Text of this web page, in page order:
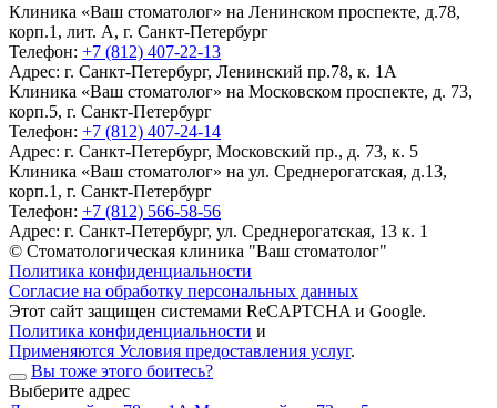
Клиника «Ваш стоматолог» на Ленинском проспекте, д.78,
корп.1, лит. А, г. Санкт-Петербург
Телефон: +7 (812) 407-22-13
Адрес: г. Санкт-Петербург, Ленинский пр.78, к. 1А
Клиника «Ваш стоматолог» на Московском проспекте, д. 73,
корп.5, г. Санкт-Петербург
Телефон: +7 (812) 407-24-14
Адрес: г. Санкт-Петербург, Московский пр., д. 73, к. 5
Клиника «Ваш стоматолог» на ул. Среднерогатская, д.13,
корп.1, г. Санкт-Петербург
Телефон: +7 (812) 566-58-56
Адрес: г. Санкт-Петербург, ул. Среднерогатская, 13 к. 1
© Стоматологическая клиника "Ваш стоматолог"
Политика конфиденциальности
Согласие на обработку персональных данных
Этот сайт защищен системами ReCAPTCHA и Google.
Политика конфиденциальности и
Применяются Условия предоставления услуг.
Вы тоже этого боитесь?
Выберите адрес